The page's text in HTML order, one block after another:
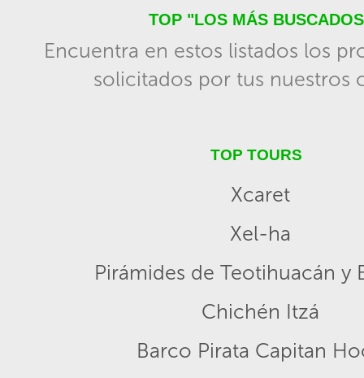
TOP "LOS MÁS
Encuentra en estos listados los
solicitados por tus nuestros
TOP TOURS
Xcaret
Xel-ha
Pirámides de Teotihuacán y
Chichén Itzá
Barco Pirata Capitan